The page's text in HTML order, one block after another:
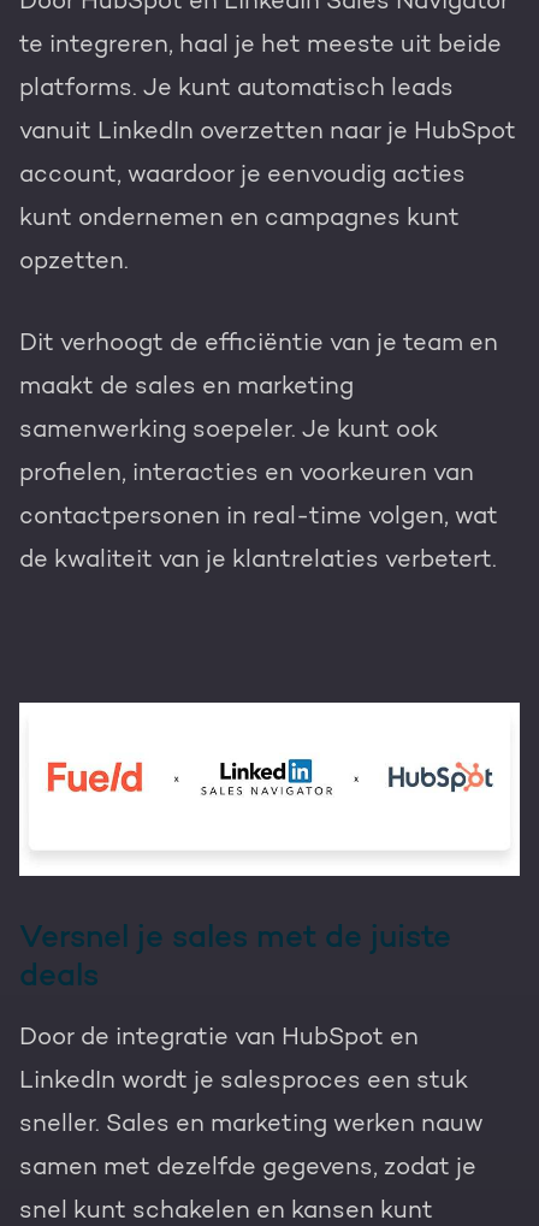
te integreren, haal je het meeste uit beide
platforms. Je kunt automatisch leads
vanuit LinkedIn overzetten naar je HubSpot
account, waardoor je eenvoudig acties
kunt ondernemen en campagnes kunt
opzetten.
Dit verhoogt de efficiëntie van je team en
maakt de sales en marketing
samenwerking soepeler. Je kunt ook
profielen, interacties en voorkeuren van
contactpersonen in real-time volgen, wat
de kwaliteit van je klantrelaties verbetert.
Versnel je sales met de juiste
deals
Door de integratie van HubSpot en
LinkedIn wordt je salesproces een stuk
sneller. Sales en marketing werken nauw
samen met dezelfde gegevens, zodat je
snel kunt schakelen en kansen kunt